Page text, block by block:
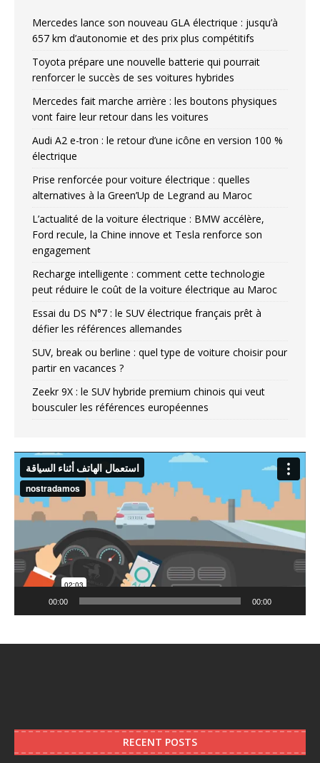
Mercedes lance son nouveau GLA électrique : jusqu’à
657 km d’autonomie et des prix plus compétitifs
Toyota prépare une nouvelle batterie qui pourrait
renforcer le succès de ses voitures hybrides
Mercedes fait marche arrière : les boutons physiques
vont faire leur retour dans les voitures
Audi A2 e-tron : le retour d’une icône en version 100 %
électrique
Prise renforcée pour voiture électrique : quelles
alternatives à la Green’Up de Legrand au Maroc
L’actualité de la voiture électrique : BMW accélère,
Ford recule, la Chine innove et Tesla renforce son
engagement
Recharge intelligente : comment cette technologie
peut réduire le coût de la voiture électrique au Maroc
Essai du DS N°7 : le SUV électrique français prêt à
défier les références allemandes
SUV, break ou berline : quel type de voiture choisir pour
partir en vacances ?
Zeekr 9X : le SUV hybride premium chinois qui veut
bousculer les références européennes
Video
Player
00:00 00:00
RECENT POSTS